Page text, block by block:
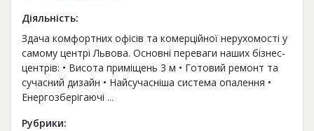
Діяльність:
Здача комфортних офісів та комерційної нерухомості у
самому центрі Львова. Основні переваги наших бізнес-
центрів: • Висота приміщень 3 м • Готовий ремонт та
сучасний дизайн • Найсучасніша система опалення •
Енергозберігаючі ...
Рубрики: